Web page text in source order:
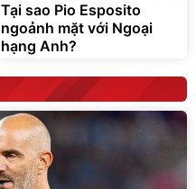
Tại sao Pio Esposito
ngoảnh mặt với Ngoại
hạng Anh?